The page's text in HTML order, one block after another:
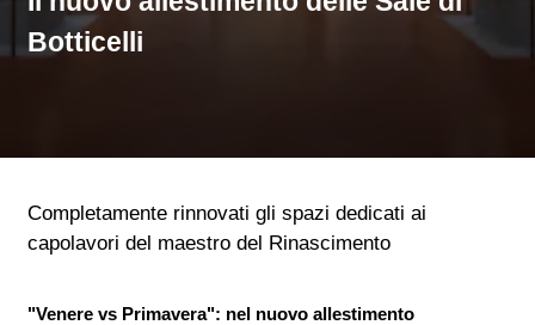
Botticelli
Completamente rinnovati gli spazi dedicati ai
capolavori del maestro del Rinascimento
"Venere vs Primavera": nel nuovo allestimento